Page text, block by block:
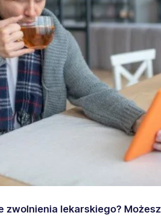
zwolnienia lekarskiego? Możesz